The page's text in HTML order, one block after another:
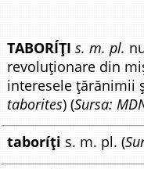
TABORÍȚI s. m. pl.
revoluționare din
interesele țărănimii
taborites) (Sursa:
taboríți s. m. pl. (